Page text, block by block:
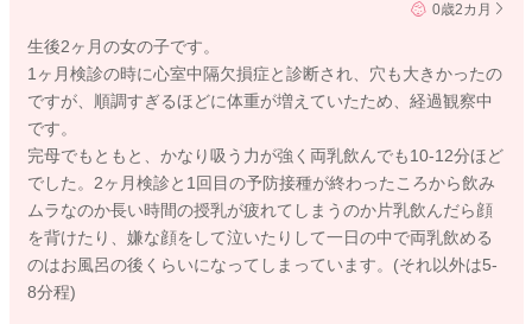
0歳2カ月
生後2ヶ月の女の子です。
1ヶ月検診の時に心室中隔欠損症と診断され、穴も大きかったの
ですが、順調すぎるほどに体重が増えていたため、経過観察中
です。
完母でもともと、かなり吸う力が強く両乳飲んでも10-12分ほど
でした。2ヶ月検診と1回目の予防接種が終わったころから飲み
ムラなのか長い時間の授乳が疲れてしまうのか片乳飲んだら顔
を背けたり、嫌な顔をして泣いたりして一日の中で両乳飲める
のはお風呂の後くらいになってしまっています。(それ以外は5-
8分程)